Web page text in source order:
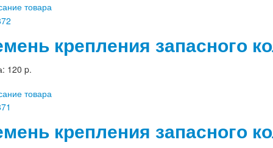
товара
крепления запасного
120 p.
товара
крепления запасного